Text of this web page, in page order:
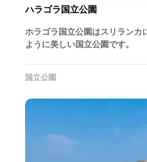
ハラゴラ国立公園
ホラゴラ国立公園はスリランカ
ように美しい国立公園です。
国立公園